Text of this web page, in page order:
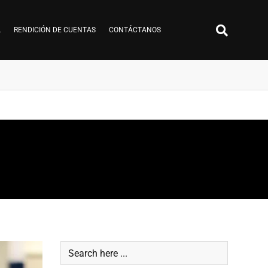
RENDICIÓN DE CUENTAS CONTÁCTANOS